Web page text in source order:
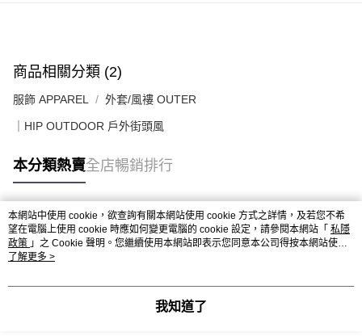
商品相關分類 (2)
服飾 APPAREL 外套/風褸 OUTER
｜HIP OUTDOOR 戶外街頭風
本分類熱賣全店暢銷排行
熱門標籤
熱銷排行
本網站中使用 cookie，欲查詢有關本網站使用 cookie 方式之詳情，及若您不希
望在電腦上使用 cookie 時應如何變更電腦的 cookie 設定，請參閱本網站「 私隱
政策 」之 Cookie 聲明。您繼續使用本網站即表示您同意本公司得按本網站使用
條款之 Cookie 聲明使用 cookie。
了解更多 >
我知道了